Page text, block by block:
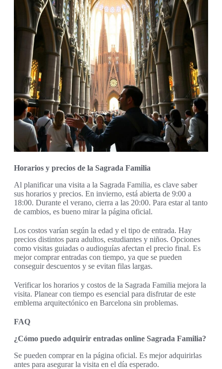
Horarios y precios de la Sagrada Familia
Al planificar una visita a la Sagrada Familia, es clave saber
sus horarios y precios. En invierno, está abierta de 9:00 a
18:00. Durante el verano, cierra a las 20:00. Para estar al tanto
de cambios, es bueno mirar la página oficial.
Los costos varían según la edad y el tipo de entrada. Hay
precios distintos para adultos, estudiantes y niños. Opciones
como visitas guiadas o audioguías afectan el precio final. Es
mejor comprar entradas con tiempo, ya que se pueden
conseguir descuentos y se evitan filas largas.
Verificar los horarios y costos de la Sagrada Familia mejora la
visita. Planear con tiempo es esencial para disfrutar de este
emblema arquitectónico en Barcelona sin problemas.
FAQ
¿Cómo puedo adquirir entradas online Sagrada Familia?
Se pueden comprar en la página oficial. Es mejor adquirirlas
antes para asegurar la visita en el día esperado.